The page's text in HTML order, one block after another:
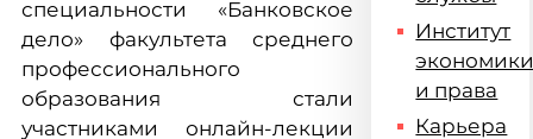
специальности «Банковское
дело» факультета среднего
профессионального
образования стали
участниками онлайн-лекции
Институт
и права
Карьера